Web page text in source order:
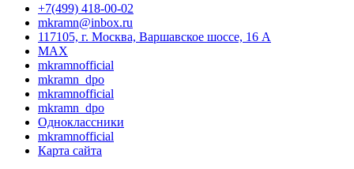
+7(499) 418-00-02
mkramn@inbox.ru
117105, г. Москва, Варшавское шоссе, 16 А
MAX
mkramnofficial
mkramn_dpo
mkramnofficial
mkramn_dpo
Одноклассники
mkramnofficial
Карта сайта